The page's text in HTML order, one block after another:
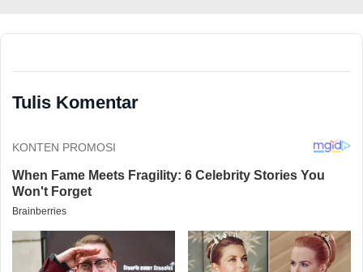
Tulis Komentar